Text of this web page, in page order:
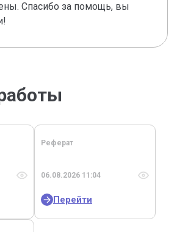
Спасибо за помощь, вы
Реферат
06.08.2026 11:04
Перейти